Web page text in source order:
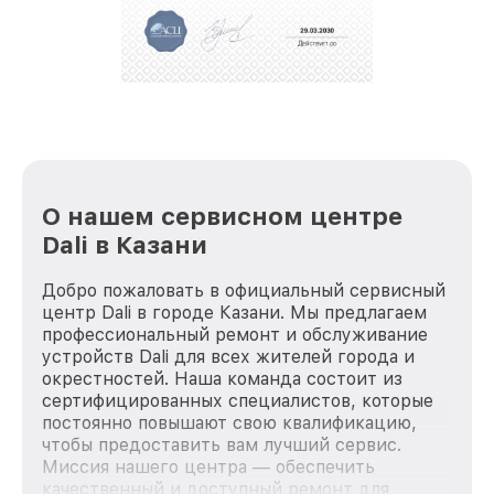
репутацию. Мы постоянно совершенствуемся и
стараемся каждый день делать наш сервис еще
О нашем сервисном центре
Dali в Казани
Добро пожаловать в официальный сервисный
центр Dali в городе Казани. Мы предлагаем
профессиональный ремонт и обслуживание
устройств Dali для всех жителей города и
окрестностей. Наша команда состоит из
сертифицированных специалистов, которые
постоянно повышают свою квалификацию,
чтобы предоставить вам лучший сервис.
Миссия нашего центра — обеспечить
качественный и доступный ремонт для